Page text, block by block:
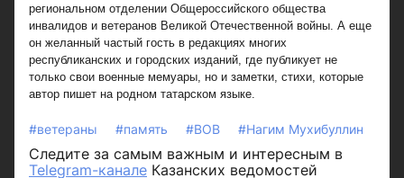
региональном отделении Общероссийского общества
инвалидов и ветеранов Великой Отечественной войны. А еще
он желанный частый гость в редакциях многих
республиканских и городских изданий, где публикует не
только свои военные мемуары, но и заметки, стихи, которые
автор пишет на родном татарском языке.
#ветераны #память #ВОВ #Нагим Мухибуллин
Следите за самым важным и интересным в
Telegram-канале Казанских ведомостей